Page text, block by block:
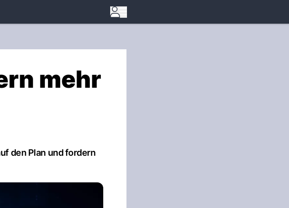
mehr
den Plan und fordern